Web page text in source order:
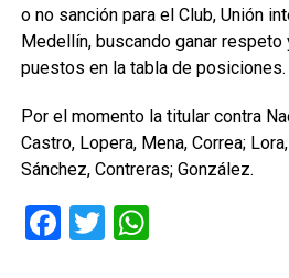
o no sanción para el Club, Unión
Medellín, buscando ganar respeto
puestos en la tabla de posiciones.
Por el momento la titular contra
Castro, Lopera, Mena, Correa;
Sánchez, Contreras; González.
Facebook
TwitterWhatsApp